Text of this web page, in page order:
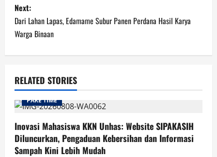
Next:
Dari Lahan Lapas, Edamame Subur Panen Perdana Hasil Karya
Warga Binaan
RELATED STORIES
PARE TIME
Inovasi Mahasiswa KKN Unhas: Website SIPAKASIH
Diluncurkan, Pengaduan Kebersihan dan Informasi
Sampah Kini Lebih Mudah